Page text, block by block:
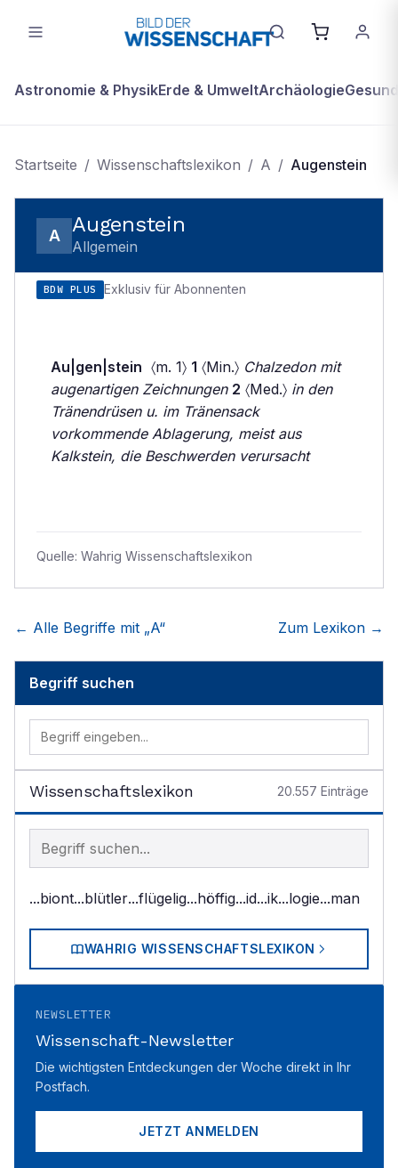
Astronomie & PhysikErde & UmweltArchäologie
Startseite / Wissenschaftslexikon / A / Augenstein
A Augenstein
Allgemein
BDW PLUS Exklusiv für Abonnenten
Au|gen|stein 〈m. 1〉 1 〈Min.〉 Chalzedon mit
augenartigen Zeichnungen 2 〈Med.〉 in den
Tränendrüsen u. im Tränensack
vorkommende Ablagerung, meist aus
Kalkstein, die Beschwerden verursacht
Quelle: Wahrig Wissenschaftslexikon
← Alle Begriffe mit „A“ Zum Lexikon →
Begriff suchen
Wissenschaftslexikon 20.557 Einträge
Begriff im Lexikon suchen
...biont...blütler...flügelig...höffig...id...ik...logie...man
WAHRIG WISSENSCHAFTSLEXIKON
NEWSLETTER
Wissenschaft-Newsletter
Die wichtigsten Entdeckungen der Woche direkt in Ihr
Postfach.
JETZT ANMELDEN